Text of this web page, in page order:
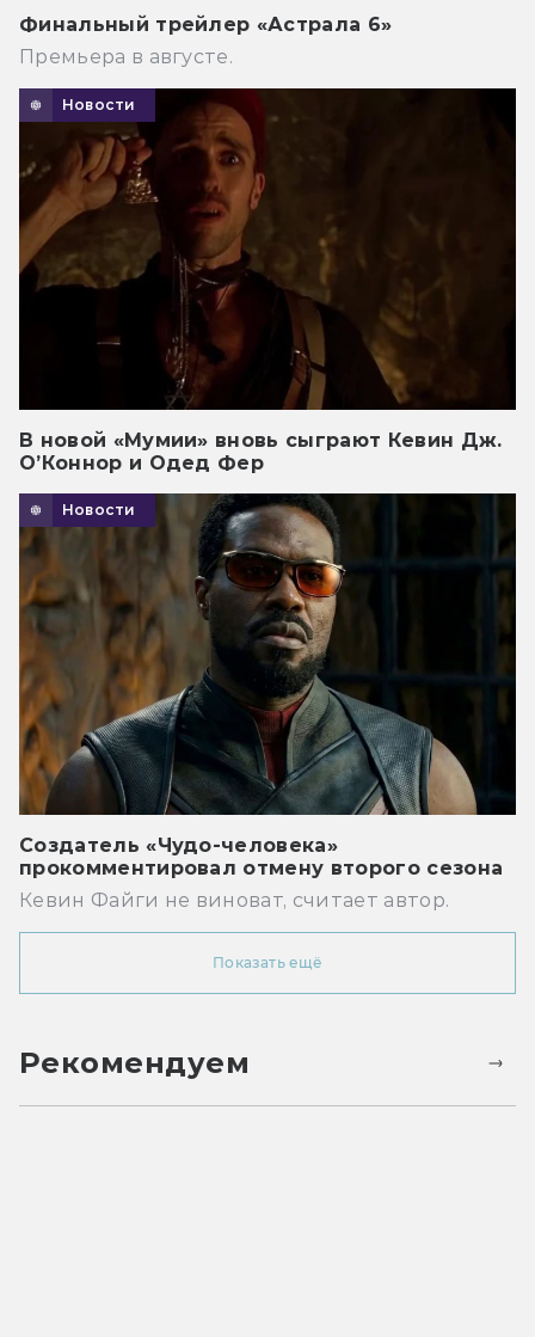
Финальный трейлер «Астрала 6»
Премьера в августе.
Новости
В новой «Мумии» вновь сыграют Кевин Дж.
О’Коннор и Одед Фер
Новости
Создатель «Чудо-человека»
прокомментировал отмену второго сезона
Кевин Файги не виноват, считает автор.
Показать ещё
Рекомендуем